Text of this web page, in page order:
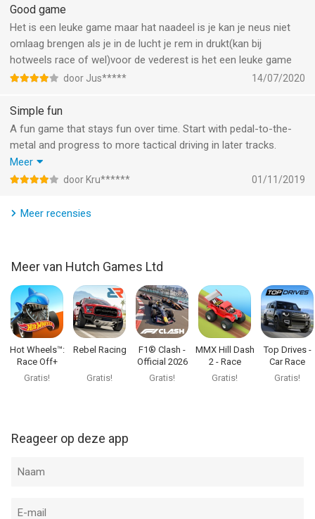
Good game
Het is een leuke game maar hat naadeel is je kan je neus niet
omlaag brengen als je in de lucht je rem in drukt(kan bij
hotweels race of wel)voor de vederest is het een leuke game
door Jus***** 14/07/2020
Simple fun
A fun game that stays fun over time. Start with pedal-to-the-
metal and progress to more tactical driving in later tracks.
Progress is slow, but the simplicity makes that I keep coming
back to this game. Pro tip: make sure you play in airplane mode,
all sound settings and will scare you half to death.
Meer
door Kru****** 01/11/2019
Meer recensies
Meer van Hutch Games Ltd
Hot Wheels™:
Race Off+
Gratis!
Rebel Racing
Gratis!
F1® Clash -
Official 2026
Game
Gratis!
MMX Hill Dash
2 - Race
Offroad
Gratis!
Top Drives -
Car Race
Battles
Gratis!
Reageer op deze app